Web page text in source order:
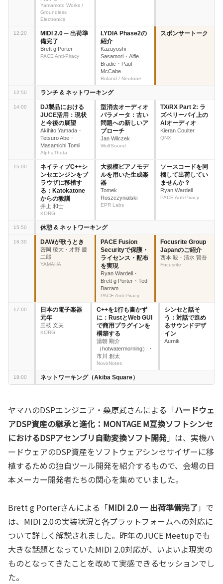
ヤマハのDSPエンジニア・桑原武さんによる「ハードウェ
アDSP資産の継承と進化：MONTAGE M互換ソフトシンセ
におけるDSPアセンブリ自動変換ソフト開発」は、実機ハ
ードウェアのDSP資産をソフトウェアシンセサイザーに移
植するための独自ツール開発を紹介するもので、会場の日
本メーカー開発者たちの関心を集めていました。
Brett g Porterさんによる「MIDI 2.0 ─ 出荷準備完了」で
は、MIDI 2.0の実装状況と各プラットフォームへの対応に
ついて詳しく解説されました。昨年のJUCE Meetupでも
大きな話題となっていたMIDI 2.0対応が、いよいよ現実の
ものとなってきたことを改めて実感できるセッションでし
た。